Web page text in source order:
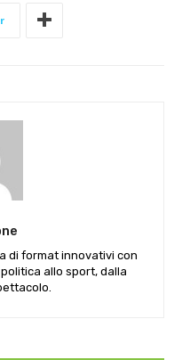
di format innovativi con
allo sport, dalla